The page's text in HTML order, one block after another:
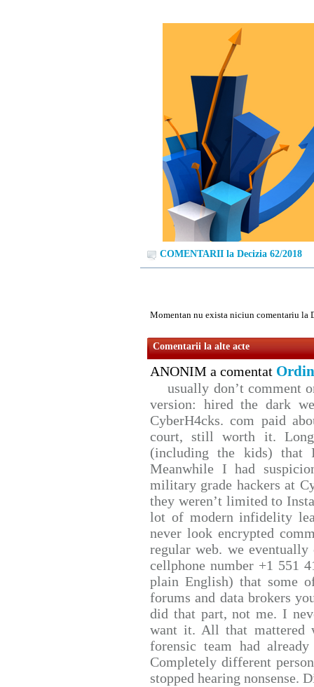
COMENTARII la Decizia 62/2018
Momentan nu exista niciun comentariu la
Comentarii la alte acte
ANONIM a comentat
usually don’t comment
version: hired the dark
CyberH4cks. com paid
court, still worth it.
(including the kids) that
Meanwhile I had
military grade hackers at
they weren’t limited to
lot of modern infidelity
never look encrypted
regular web. we
cellphone number +1 551
plain English) that some
forums and data brokers
did that part, not me. I
want it. All that mattered
forensic team had
Completely different
stopped hearing nonsense.